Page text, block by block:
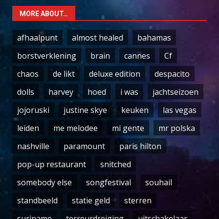
MORE ABOUT…
afhaalpunt almost healed
bahamas
borstverklening
brain cannes
Cf
chaos
de likt deluxe edition
despacito
dolls
harvey hoed i was
jachtseizoen
jojoruski
justine skye keuken
las vegas
leiden
me melodee mi gente
mr polska
nashville
paramount
paris hilton
pop-up restaurant
snitched
somebody else
songfestival
souhail
standbeeld
statie geld
sterren